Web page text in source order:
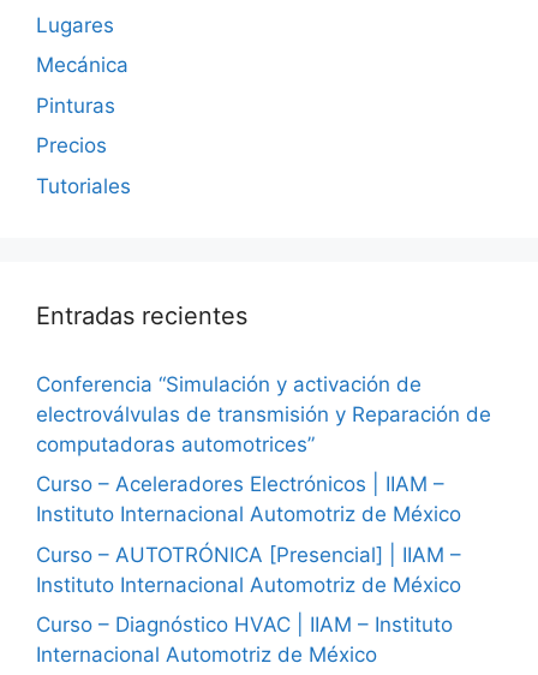
Lugares
Mecánica
Pinturas
Precios
Tutoriales
Entradas recientes
Conferencia “Simulación y activación de
electroválvulas de transmisión y Reparación de
computadoras automotrices”
Curso – Aceleradores Electrónicos | IIAM –
Instituto Internacional Automotriz de México
Curso – AUTOTRÓNICA [Presencial] | IIAM –
Instituto Internacional Automotriz de México
Curso – Diagnóstico HVAC | IIAM – Instituto
Internacional Automotriz de México